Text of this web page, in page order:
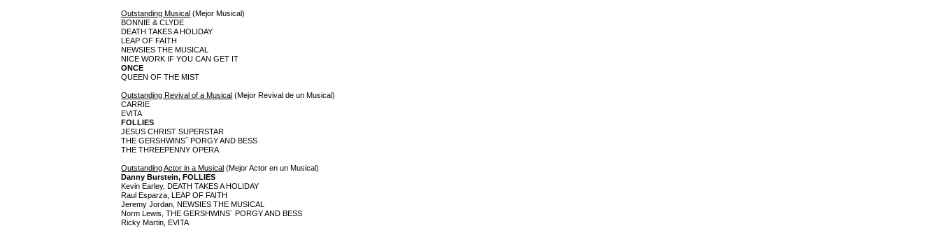
Outstanding Musical (Mejor Musical)
BONNIE & CLYDE
DEATH TAKES A HOLIDAY
LEAP OF FAITH
NEWSIES THE MUSICAL
NICE WORK IF YOU CAN GET IT
ONCE
QUEEN OF THE MIST
Outstanding Revival of a Musical (Mejor Revival de un Musical)
CARRIE
EVITA
FOLLIES
JESUS CHRIST SUPERSTAR
THE GERSHWINS´ PORGY AND BESS
THE THREEPENNY OPERA
Outstanding Actor in a Musical (Mejor Actor en un Musical)
Danny Burstein, FOLLIES
Kevin Earley, DEATH TAKES A HOLIDAY
Raul Esparza, LEAP OF FAITH
Jeremy Jordan, NEWSIES THE MUSICAL
Norm Lewis, THE GERSHWINS´ PORGY AND BESS
Ricky Martin, EVITA